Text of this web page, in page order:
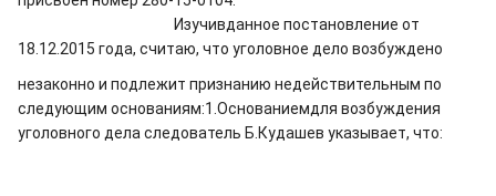
Изучивданное постановление от
18.12.2015 года, считаю, что уголовное дело возбуждено
незаконно и подлежит признанию недействительным по
следующим основаниям:1.Основаниемдля возбуждения
уголовного дела следователь Б.Кудашев указывает, что: